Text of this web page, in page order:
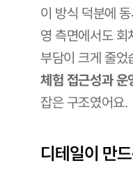
이 방식 덕분에
영 측면에서도 회
부담이 크게 줄었
체험 접근성과 운
잡은 구조였어요.
디테일이 만